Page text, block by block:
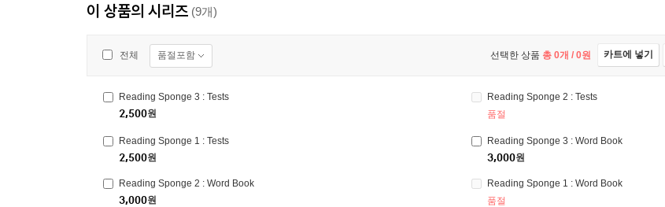
이 상품의 시리즈 (9개)
전체 품절포함 선택한 상품 총 0개 / 0원 카트에 넣기
Reading Sponge 3 : Tests
2,500원
Reading Sponge 2 : Tests
품절
Reading Sponge 1 : Tests
2,500원
Reading Sponge 3 : Word Book
3,000원
Reading Sponge 2 : Word Book
3,000원
Reading Sponge 1 : Word Book
품절